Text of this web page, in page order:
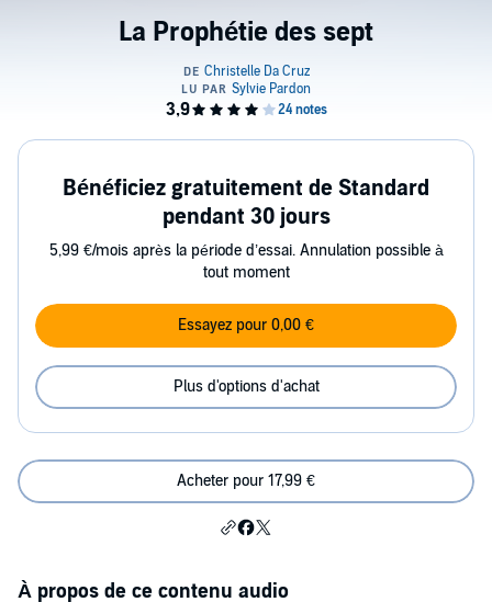
La Prophétie des sept
Bénéficiez gratuitement de Standard
pendant 30 jours
5,99 €/mois après la période d’essai. Annulation possible à
tout moment
Essayez pour 0,00 €
Plus d'options d'achat
Acheter pour 17,99 €
À propos de ce contenu audio